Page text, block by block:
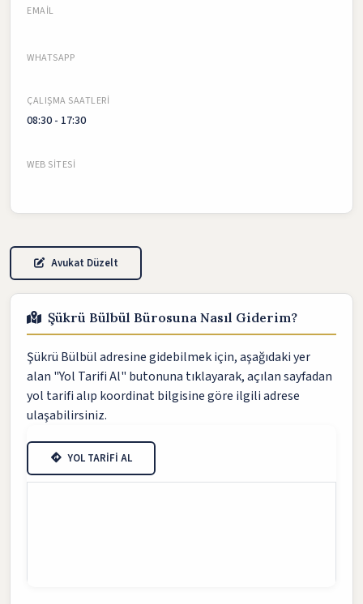
EMAIL
WHATSAPP
ÇALIŞMA SAATLERI
08:30 - 17:30
WEB SITESI
Avukat Düzelt
Şükrü Bülbül Bürosuna Nasıl Giderim?
Şükrü Bülbül adresine gidebilmek için, aşağıdaki yer
alan "Yol Tarifi Al" butonuna tıklayarak, açılan sayfadan
yol tarifi alıp koordinat bilgisine göre ilgili adrese
ulaşabilirsiniz.
YOL TARİFİ AL